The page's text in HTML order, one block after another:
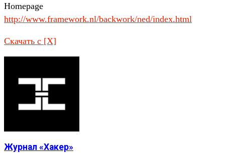
Homepage
http://www.framework.nl/backwork/ned/index.html
Скачать с [X]
Журнал «Хакер»